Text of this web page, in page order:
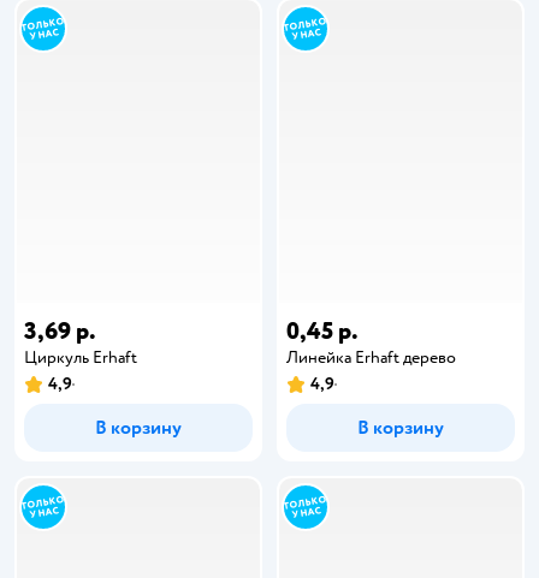
3,69 р.
Циркуль Erhaft
4,9
В корзину
0,45 р.
Линейка Erhaft дерево
4,9
В корзину